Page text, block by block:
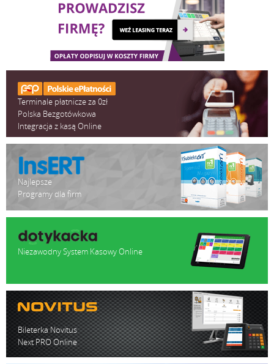
Terminale płatnicze za 0zł
Polska Bezgotówkowa
Integracja z kasą Online
Najlepsze
Programy dla firm
Niezawodny System Kasowy Online
Bileterka Novitus
Next PRO Online